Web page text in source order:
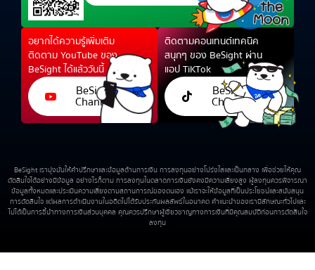
อยากได้ความรู้เพิ่มเติม
ติดตาม YouTube ของ
BeSight ได้แล้ววันนี้
BeSight
Channel
ติดตามคอนเทนต์เทคนิค
สนุกๆ ของ BeSight ผ่าน
แอป TiKTok
BeSight
Channel
BeSight เรามุ่งมั่นให้คำปรึกษาและข้อมูลด้านการเงิน การลงทุนอย่างโปร่งใสและเป็นกลาง เพื่อช่วยให้คุณ
ตัดสินใจได้อย่างมีข้อมูล อย่างไรก็ตาม การลงทุนในตลาดการเงินยังคงมีความเสี่ยงสูง ผู้ลงทุนควรพิจารณา
ข้อมูลทั้งหมดและประเมินความเสี่ยงตามสถานการณ์ของตนเอง แม้เราจะให้ข้อมูลที่เป็นประโยชน์และสนับสนุน
การตัดสินใจ แต่ผลการดำเนินงานในอดีตไม่ได้รับประกันผลลัพธ์ในอนาคต คำแนะนำของเรามีลักษณะทั่วไปและ
ไม่ได้เป็นการชี้นำทางการเงินส่วนบุคคล คุณควรปรึกษาผู้เชี่ยวชาญทางการเงินที่มีคุณสมบัติก่อนการตัดสินใจ
ลงทุน